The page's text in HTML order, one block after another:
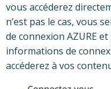
vous accéderez
n’est pas le cas, vous
de connexion AZURE
informations de
accéderez à vos